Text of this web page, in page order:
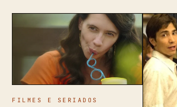
FILMES E SERIADOS